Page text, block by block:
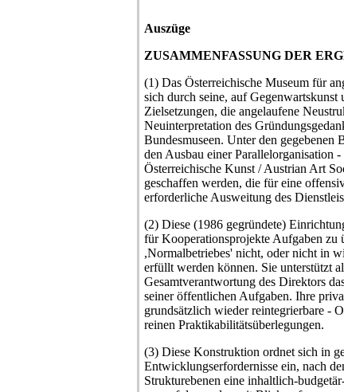
Auszüge
ZUSAMMENFASSUNG DER
(1) Das Österreichische Museum für
sich durch seine, auf
Zielsetzungen, die angelaufene
Neuinterpretation des
Bundesmuseen. Unter den gegebenen
den Ausbau einer Parallelorganisation
Österreichische Kunst / Austrian Art
geschaffen werden, die für eine
erforderliche Ausweitung des
(2) Diese (1986 gegründete)
für Kooperationsprojekte Aufgaben zu
,Normalbetriebes' nicht, oder nicht in
erfüllt werden können. Sie unterstützt
Gesamtverantwortung des Direktors
seiner öffentlichen Aufgaben. Ihre
grundsätzlich wieder reintegrierbare -
reinen Praktikabilitätsüberlegungen.
(3) Diese Konstruktion ordnet sich in
Entwicklungserfordernisse ein, nach
Strukturebenen eine inhaltlich-